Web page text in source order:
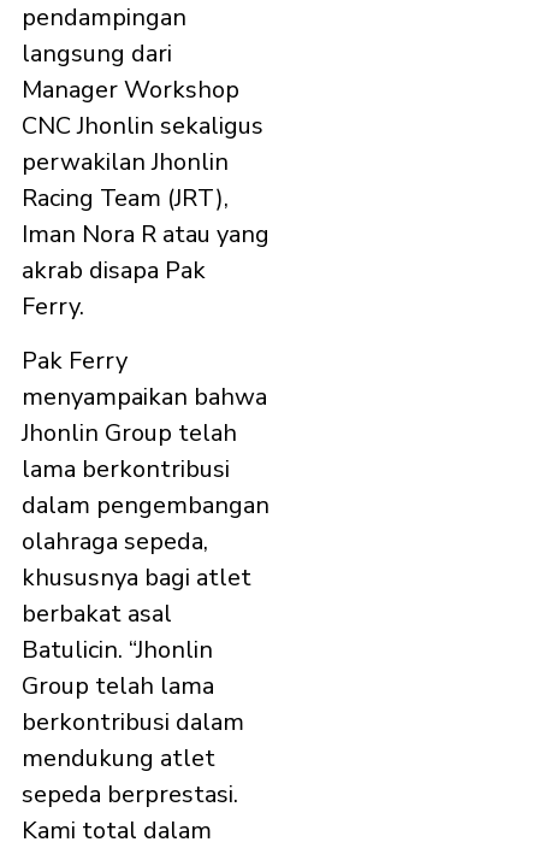
pendampingan
langsung dari
Manager Workshop
CNC Jhonlin sekaligus
perwakilan Jhonlin
Racing Team (JRT),
Iman Nora R atau yang
akrab disapa Pak
Ferry.
Pak Ferry
menyampaikan bahwa
Jhonlin Group telah
lama berkontribusi
dalam pengembangan
olahraga sepeda,
khususnya bagi atlet
berbakat asal
Batulicin. “Jhonlin
Group telah lama
berkontribusi dalam
mendukung atlet
sepeda berprestasi.
Kami total dalam